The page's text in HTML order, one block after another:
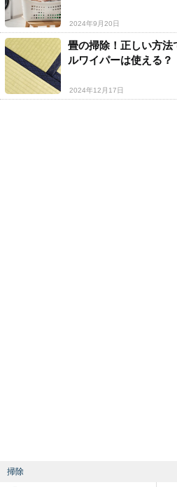
2024年9月20日
畳の掃除！正しい方法
ルワイパーは使える？
2024年12月17日
掃除